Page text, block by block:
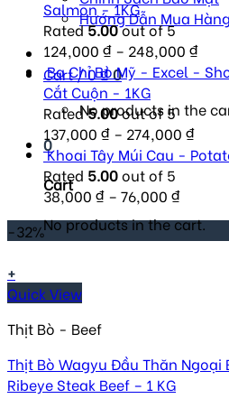
Hướng Dẫn Mua Hàng
Cart /0₫0
No products in the
0
Cart
No products in the cart.
Salmon - 1KG
Rated5.00out of 5
124,000 ₫ – 248,000 ₫
Ba Chỉ Bò Mỹ - Excel -
Cắt Cuộn - 1KG
Rated5.00out of 5
137,000 ₫ – 274,000 ₫
Khoai Tây Múi Cau -
Rated 5.00out of 5
38,000 ₫ – 76,000 ₫
-32%
+
Quick View
Thịt Bò - Beef
Thịt Bò Wagyu Đầu Thăn Ngoại
Ribeye Steak Beef – 1 KG